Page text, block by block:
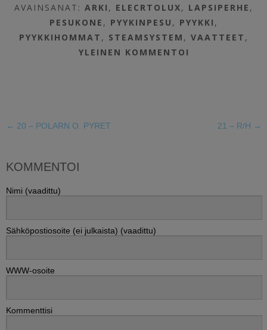
AVAINSANAT:ARKI , ELECRTOLUX, LAPSIPERHE ,
PESUKONE , PYYKINPESU , PYYKKI ,
PYYKKIHOMMAT , STEAMSYSTEM ,VAATTEET ,
YLEINEN KOMMENTOI
← 20 – POLARN O. PYRET 21 – R/H →
KOMMENTOI
Nimi (vaadittu)
Sähköpostiosoite (ei julkaista) (vaadittu)
WWW-osoite
Kommenttisi